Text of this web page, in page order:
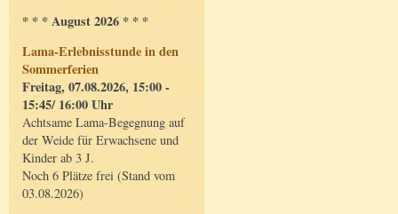
* * * August 2026 * * *
Lama-Erlebnisstunde in den
Sommerferien
Freitag, 07.08.2026, 15:00 -
15:45/ 16:00 Uhr
Achtsame Lama-Begegnung auf
der Weide für Erwachsene und
Kinder ab 3 J.
Noch 6 Plätze frei (Stand vom
03.08.2026)